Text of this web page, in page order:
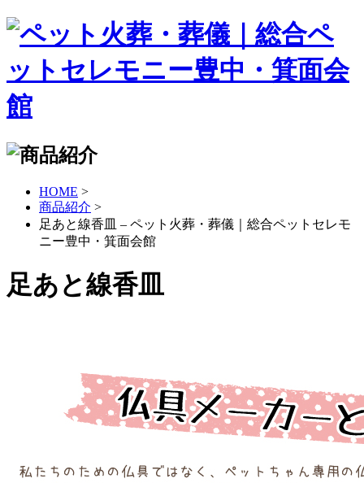
HOME >
商品紹介 >
足あと線香皿 – ペット火葬・葬儀｜総合ペットセレモ
ニー豊中・箕面会館
足あと線香皿